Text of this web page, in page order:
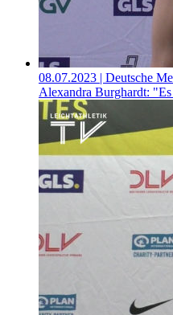
08.07.2023 | Deutsche
Alexandra Burghardt: